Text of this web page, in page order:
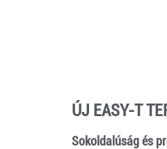
ÚJ EASY-T
Sokoldalúság és